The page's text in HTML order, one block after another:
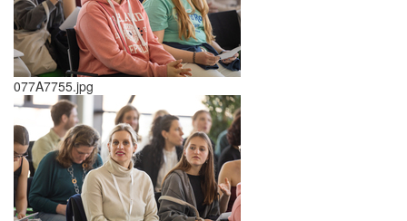
077A7755.jpg